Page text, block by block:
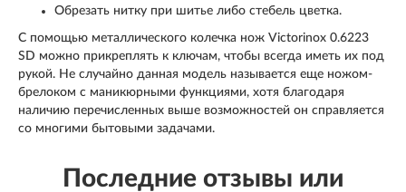
Обрезать нитку при шитье либо стебель цветка.
С помощью металлического колечка нож Victorinox 0.6223
SD можно прикреплять к ключам, чтобы всегда иметь их под
рукой. Не случайно данная модель называется еще ножом-
брелоком с маникюрными функциями, хотя благодаря
наличию перечисленных выше возможностей он справляется
со многими бытовыми задачами.
Последние отзывы или